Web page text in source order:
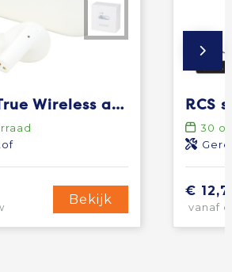
Braavos 2 True Wireless auto pair oordopjes
Bekijk
30
€
vanaf